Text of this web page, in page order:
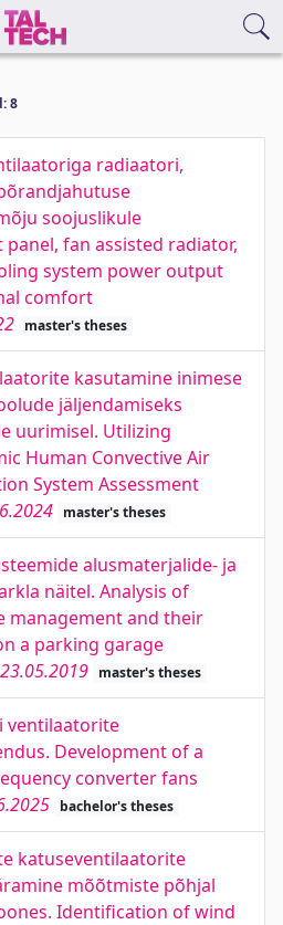
8
radiaatori,
soojuslikule
panel, fan assisted radiator,
system power output
comfort
master's theses
kasutamine inimese
jäljendamiseks
uurimisel. Utilizing
Human Convective Air
System Assessment
master's theses
alusmaterjalide- ja
näitel. Analysis of
management and their
a parking garage
23.05.2019 master's theses
ventilaatorite
Development of a
converter fans
bachelor's theses
katuseventilaatorite
mõõtmiste põhjal
Identification of wind